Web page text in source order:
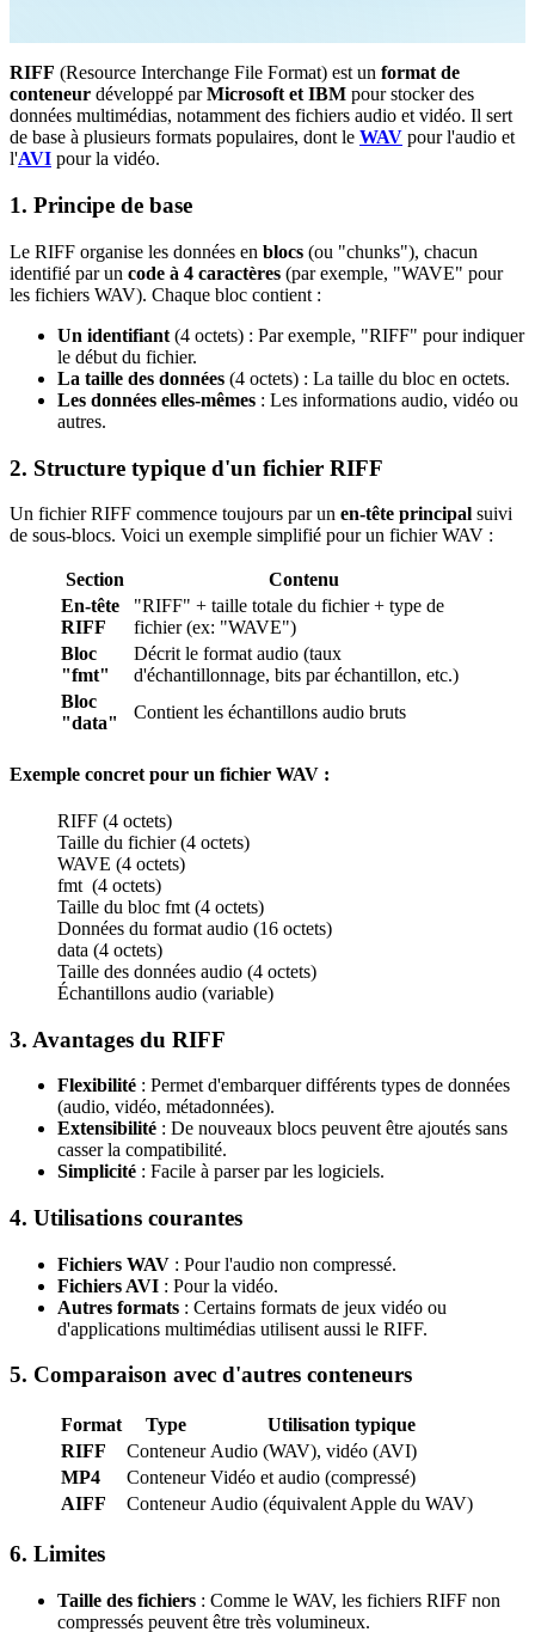
RIFF (Resource Interchange File Format) est un format de
conteneur développé parMicrosoft et IBM pour stocker des
données multimédias, notamment des fichiers audio et vidéo. Il sert
de base à plusieurs formats populaires, dont le WAV pour l'audio et
l'AVI pour la vidéo.
1. Principe de base
Le RIFF organise les données en blocs (ou "chunks"), chacun
identifié par un code à 4 caractères (par exemple, "WAVE" pour
les fichiers WAV). Chaque bloc contient :
Un identifiant (4 octets) : Par exemple, "RIFF" pour indiquer
le début du fichier.
La taille des données (4 octets) : La taille du bloc en octets.
Les données elles-mêmes : Les informations audio, vidéo ou
autres.
2. Structure typique d'un fichier RIFF
Un fichier RIFF commence toujours par un en-tête principal suivi
de sous-blocs. Voici un exemple simplifié pour un fichier WAV :
Section
Contenu
En-tête
RIFF
"RIFF" + taille totale du fichier + type de
fichier (ex: "WAVE")
Bloc
"fmt"
Décrit le format audio (taux
d'échantillonnage, bits par échantillon, etc.)
Bloc
"data"
Contient les échantillons audio bruts
Exemple concret pour un fichier WAV :
RIFF (4 octets)
Taille du fichier (4 octets)
WAVE (4 octets)
fmt (4 octets)
Taille du bloc fmt (4 octets)
Données du format audio (16 octets)
data (4 octets)
Taille des données audio (4 octets)
Échantillons audio (variable)
3. Avantages du RIFF
Flexibilité : Permet d'embarquer différents types de données
(audio, vidéo, métadonnées).
Extensibilité : De nouveaux blocs peuvent être ajoutés sans
casser la compatibilité.
Simplicité : Facile à parser par les logiciels.
4. Utilisations courantes
Fichiers WAV : Pour l'audio non compressé.
Fichiers AVI : Pour la vidéo.
Autres formats : Certains formats de jeux vidéo ou
d'applications multimédias utilisent aussi le RIFF.
5. Comparaison avec d'autres conteneurs
Format Type
Utilisation typique
RIFF
Conteneur Audio (WAV), vidéo (AVI)
MP4
Conteneur Vidéo et audio (compressé)
AIFF
Conteneur Audio (équivalent Apple du WAV)
6. Limites
Taille des fichiers : Comme le WAV, les fichiers RIFF non
compressés peuvent être très volumineux.